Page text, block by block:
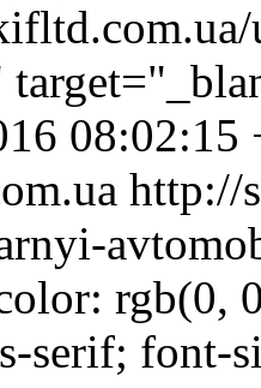
08:02:15
http://
serif; font-